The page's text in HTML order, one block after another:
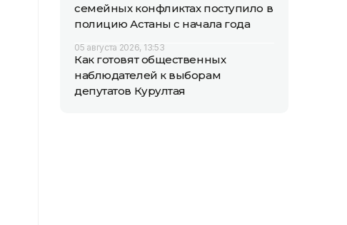
семейных конфликтах поступило в
полицию Астаны с начала года
05 августа 2026, 13:53
Как готовят общественных
наблюдателей к выборам
депутатов Курултая